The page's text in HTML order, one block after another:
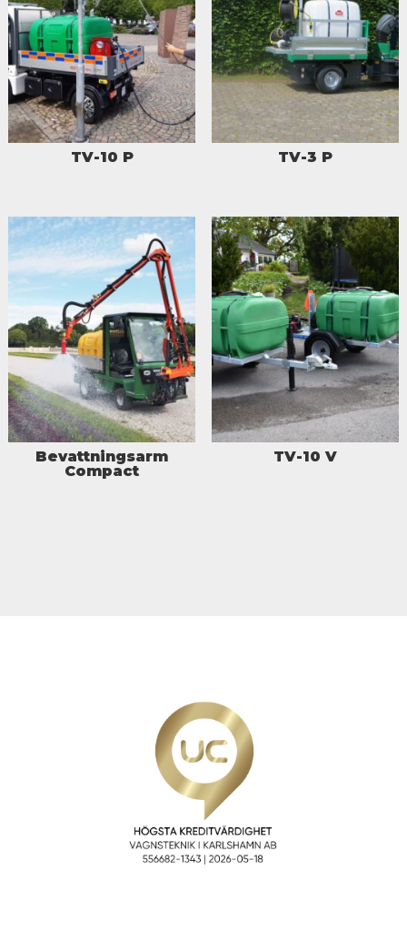
TV-10 P TV-3 P
Bevattningsarm
Compact
TV-10 V